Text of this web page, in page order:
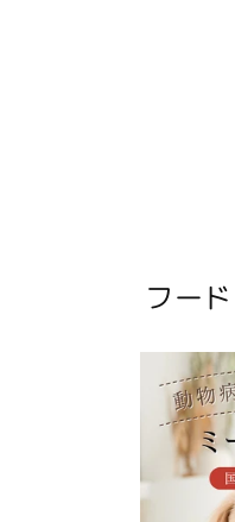
フード